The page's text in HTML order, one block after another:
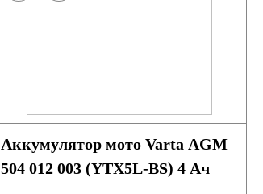
Аккумулятор мото Varta AGM
504 012 003 (YTX5L-BS) 4 Ач